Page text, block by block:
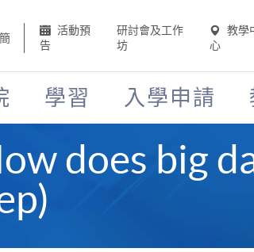
簡
活動預
告
研討會及工作
坊
教學
心
學習 入學申請
does big